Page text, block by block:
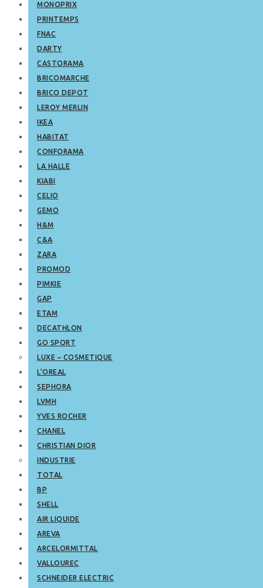
MONOPRIX
PRINTEMPS
FNAC
DARTY
CASTORAMA
BRICOMARCHE
BRICO DEPOT
LEROY MERLIN
IKEA
HABITAT
CONFORAMA
LA HALLE
KIABI
CELIO
GEMO
H&M
C&A
ZARA
PROMOD
PIMKIE
GAP
ETAM
DECATHLON
GO SPORT
LUXE – COSMETIQUE
L’OREAL
SEPHORA
LVMH
YVES ROCHER
CHANEL
CHRISTIAN DIOR
INDUSTRIE
TOTAL
BP
SHELL
AIR LIQUIDE
AREVA
ARCELORMITTAL
VALLOUREC
SCHNEIDER ELECTRIC